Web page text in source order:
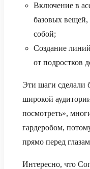
Включение в
базовых
собой;
Создание
от подростков
Эти шаги сделали
широкой
посмотреть»,
гардеробом,
прямо перед
Интересно, что